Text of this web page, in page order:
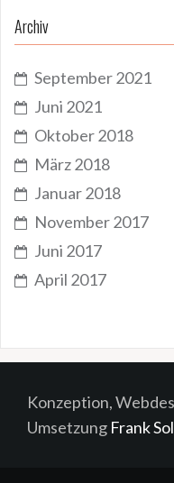
Archiv
September 2021
Juni 2021
Oktober 2018
März 2018
Januar 2018
November 2017
Juni 2017
April 2017
Konzeption,
Umsetzung Frank